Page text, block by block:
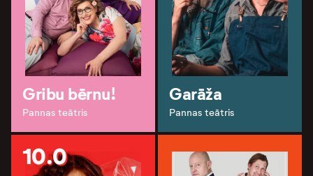
Gribu bērnu!
Pannas teātris
Garāža
Pannas teātris
10.0